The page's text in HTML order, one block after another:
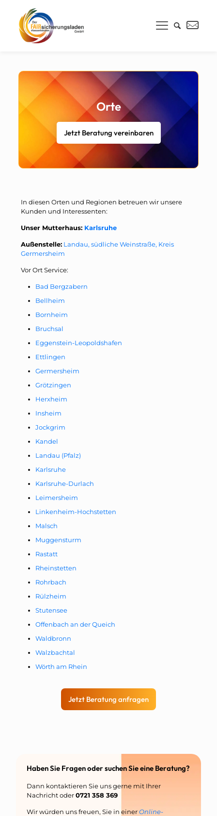
Orte
Jetzt Beratung vereinbaren
In diesen Orten und Regionen betreuen wir unsere
Kunden und Interessenten:
Unser Mutterhaus: Karlsruhe
Außenstelle: Landau, südliche Weinstraße, Kreis
Germersheim
Vor Ort Service:
Bad Bergzabern
Bellheim
Bornheim
Bruchsal
Eggenstein-Leopoldshafen
Ettlingen
Germersheim
Grötzingen
Herxheim
Insheim
Jockgrim
Kandel
Landau (Pfalz)
Karlsruhe
Karlsruhe-Durlach
Leimersheim
Linkenheim-Hochstetten
Malsch
Muggensturm
Rastatt
Rheinstetten
Rohrbach
Rülzheim
Stutensee
Offenbach an der Queich
Waldbronn
Walzbachtal
Wörth am Rhein
Jetzt Beratung anfragen
Haben Sie Fragen oder suchen Sie eine Beratung?
Dann kontaktieren Sie uns gerne mit Ihrer
Nachricht oder0721 358 369
Wir würden uns freuen, Sie in einerOnline-